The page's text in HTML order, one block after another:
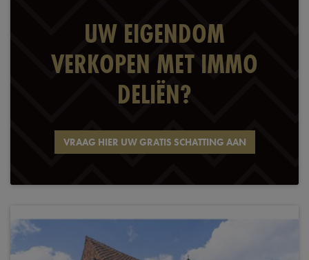
UW EIGENDOM
VERKOPEN MET IMMO
DELIËN?
VRAAG HIER UW GRATIS SCHATTING AAN